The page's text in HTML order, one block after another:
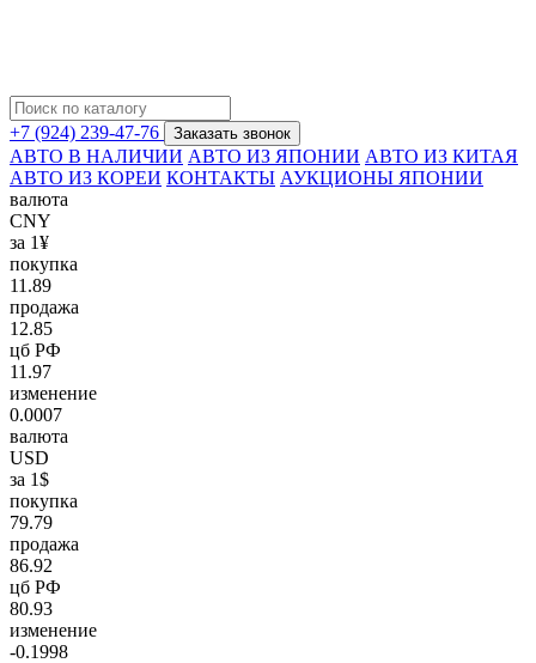
+7 (924) 239-47-76 Заказать звонок
АВТО В НАЛИЧИИ АВТО ИЗ ЯПОНИИ АВТО ИЗ КИТАЯ
АВТО ИЗ КОРЕИ КОНТАКТЫ АУКЦИОНЫ ЯПОНИИ
валюта
CNY
за 1¥
покупка
11.89
продажа
12.85
цб РФ
11.97
изменение
0.0007
валюта
USD
за 1$
покупка
79.79
продажа
86.92
цб РФ
80.93
изменение
-0.1998